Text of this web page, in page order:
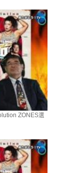
ZONES選